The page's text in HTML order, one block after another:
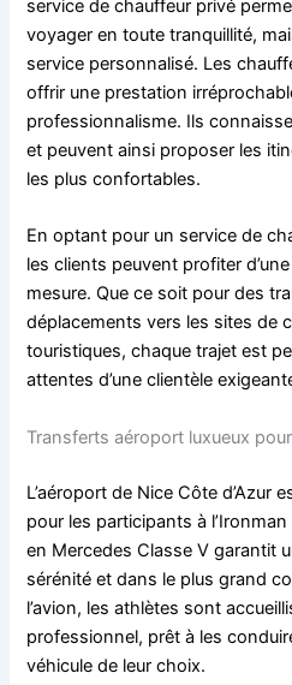
service de chauffeur privé
voyager en toute tranquillité,
service personnalisé. Les
offrir une prestation
professionnalisme. Ils
et peuvent ainsi proposer les
les plus confortables.
En optant pour un service de
les clients peuvent profiter
mesure. Que ce soit pour des
déplacements vers les sites de
touristiques, chaque trajet est
attentes d’une clientèle
Transferts aéroport luxueux
L’aéroport de Nice Côte d’Azur
pour les participants à
en Mercedes Classe V garantit
sérénité et dans le plus grand
l’avion, les athlètes sont
professionnel, prêt à les
véhicule de leur choix.